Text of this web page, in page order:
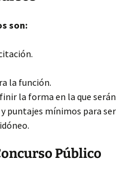
son:
la función.
la forma en la que serán
puntajes mínimos para ser
Público